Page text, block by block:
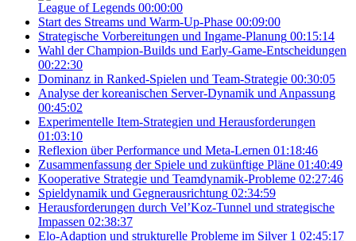
League of Legends 00:00:00
Start des Streams und Warm-Up-Phase 00:09:00
Strategische Vorbereitungen und Ingame-Planung 00:15:14
Wahl der Champion-Builds und Early-Game-Entscheidungen
00:22:30
Dominanz in Ranked-Spielen und Team-Strategie 00:30:05
Analyse der koreanischen Server-Dynamik und Anpassung
00:45:02
Experimentelle Item-Strategien und Herausforderungen
01:03:10
Reflexion über Performance und Meta-Lernen 01:18:46
Zusammenfassung der Spiele und zukünftige Pläne 01:40:49
Kooperative Strategie und Teamdynamik-Probleme 02:27:46
Spieldynamik und Gegnerausrichtung 02:34:59
Herausforderungen durch Vel’Koz-Tunnel und strategische
Impassen 02:38:37
Elo-Adaption und strukturelle Probleme im Silver 1 02:45:17